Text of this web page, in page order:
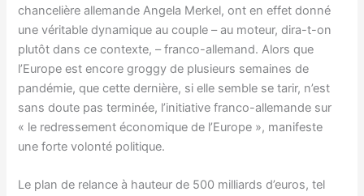
chancelière allemande Angela Merkel, ont en effet donné
une véritable dynamique au couple – au moteur, dira-t-on
plutôt dans ce contexte, – franco-allemand. Alors que
l’Europe est encore groggy de plusieurs semaines de
pandémie, que cette dernière, si elle semble se tarir, n’est
sans doute pas terminée, l’initiative franco-allemande sur
« le redressement économique de l’Europe », manifeste
une forte volonté politique.
Le plan de relance à hauteur de 500 milliards d’euros, tel